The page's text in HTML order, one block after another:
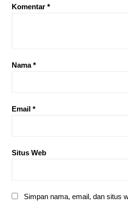
Komentar *
Nama*
Email *
Situs Web
Simpan nama, email, dan situs